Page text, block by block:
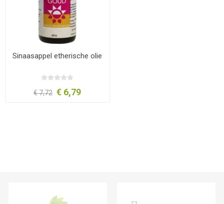
Sinaasappel etherische olie
€ 7,72 € 6,79